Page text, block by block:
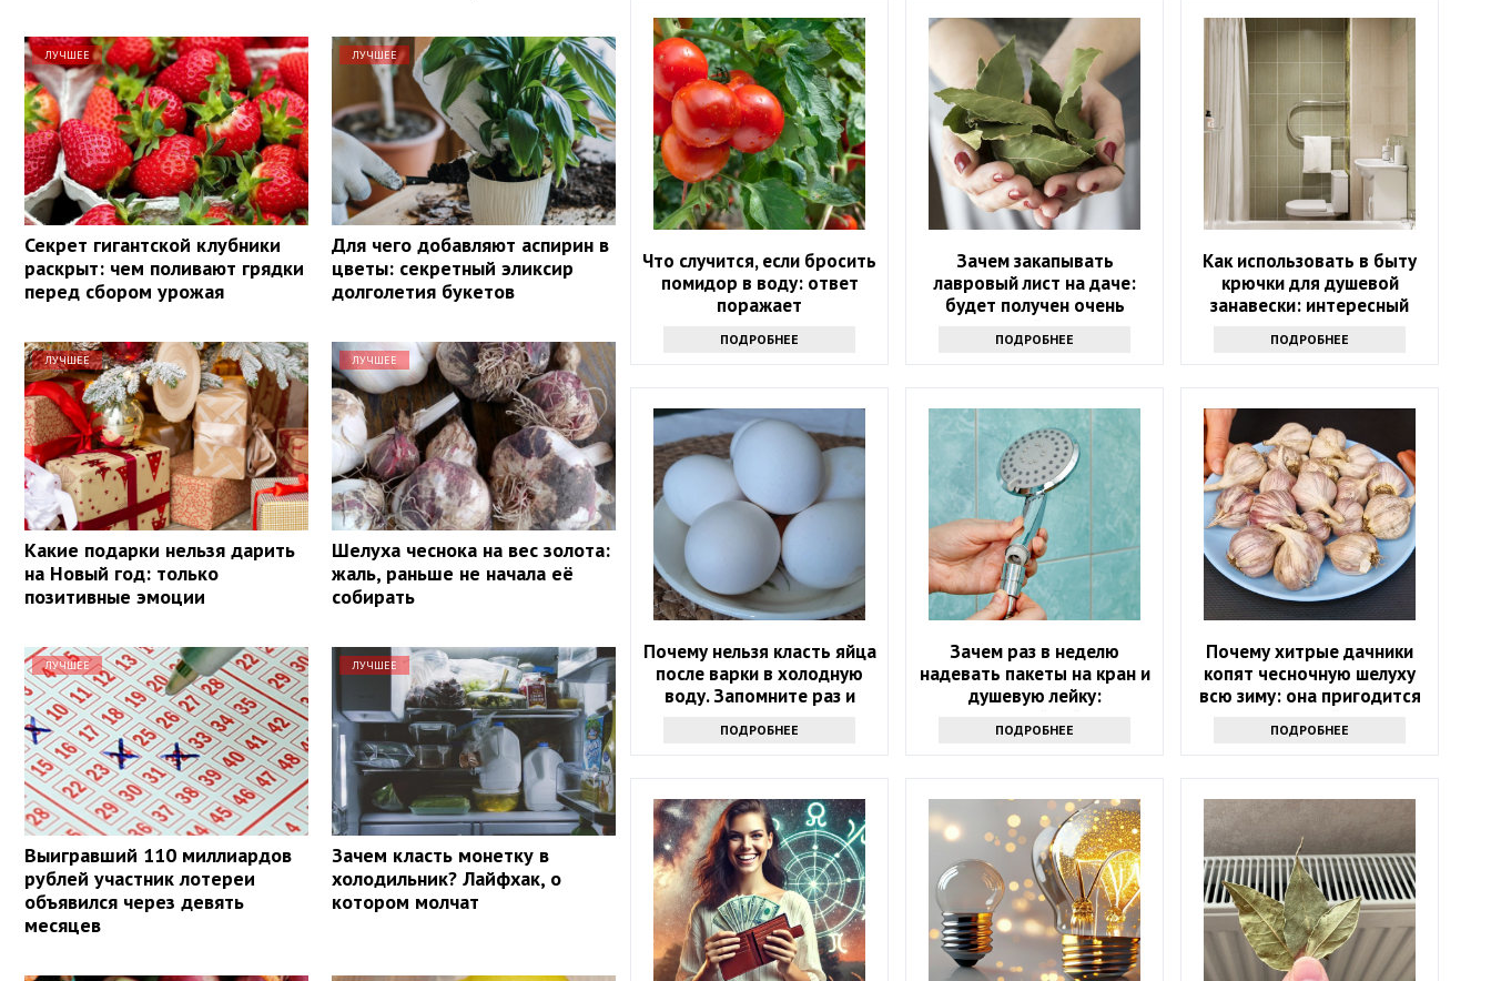
ЛУЧШЕЕ
Секрет гигантской клубники
раскрыт: чем поливают грядки
перед сбором урожая
ЛУЧШЕЕ
Для чего добавляют аспирин в
цветы: секретный эликсир
долголетия букетов
ЛУЧШЕЕ
Какие подарки нельзя дарить
на Новый год: только
позитивные эмоции
ЛУЧШЕЕ
Шелуха чеснока на вес золота:
жаль, раньше не начала её
собирать
ЛУЧШЕЕ
Выигравший 110 миллиардов
рублей участник лотереи
объявился через девять
месяцев
ЛУЧШЕЕ
Зачем класть монетку в
холодильник? Лайфхак, о
котором молчат
Что случится, если бросить
помидор в воду: ответ
поражает
ПОДРОБНЕЕ
Зачем закапывать
лавровый лист на даче:
будет получен очень
интересный результат
ПОДРОБНЕЕ
Как использовать в быту
крючки для душевой
занавески: интересный
захочется его повторить
ПОДРОБНЕЕ
Почему нельзя класть яйца
после варки в холодную
воду. Запомните раз и
ПОДРОБНЕЕ
Зачем раз в неделю
надевать пакеты на кран и
душевую лейку:
интересный лайфхак
ПОДРОБНЕЕ
Почему хитрые дачники
копят чесночную шелуху
всю зиму: она пригодится
весной
ПОДРОБНЕЕ